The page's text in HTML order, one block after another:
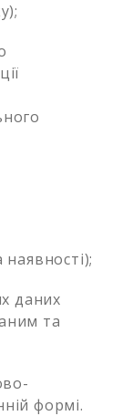
даних
та
формі.